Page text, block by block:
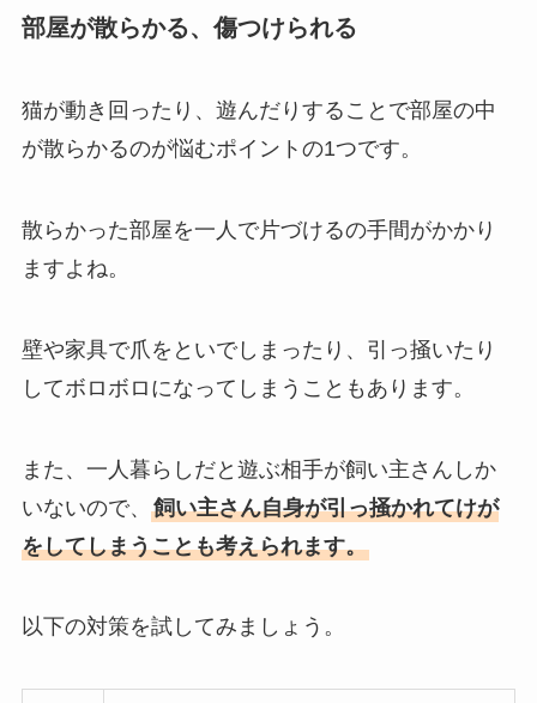
部屋が散らかる、傷つけられる
猫が動き回ったり、遊んだりすることで部屋の中
が散らかるのが悩むポイントの1つです。
散らかった部屋を一人で片づけるの手間がかかり
ますよね。
壁や家具で爪をといでしまったり、引っ掻いたり
してボロボロになってしまうこともあります。
また、一人暮らしだと遊ぶ相手が飼い主さんしか
いないので、 飼い主さん自身が引っ掻かれてけが
をしてしまうことも考えられます。
以下の対策を試してみましょう。